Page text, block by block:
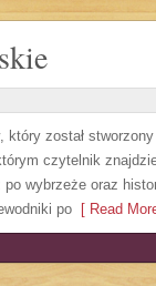
został
czytelnik
wybrzeże oraz
po [ Read